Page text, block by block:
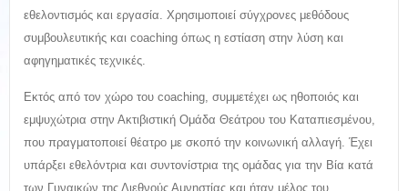
εθελοντισμός και εργασία. Χρησιμοποιεί σύγχρονες μεθόδους
συμβουλευτικής και coaching όπως η εστίαση στην λύση και
αφηγηματικές τεχνικές.
Εκτός από τον χώρο του coaching, συμμετέχει ως ηθοποιός και
εμψυχώτρια στην Ακτιβιστική Ομάδα Θεάτρου του Καταπιεσμένου,
που πραγματοποιεί θέατρο με σκοπό την κοινωνική αλλαγή. Έχει
υπάρξει εθελόντρια και συντονίστρια της ομάδας για την Βία κατά
των Γυναικών της Διεθνούς Αμνηστίας και ήταν μέλος του